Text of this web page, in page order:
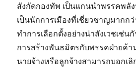
สังกัดกองทัพ เป็นแกนนำพรรคพลั
เป็นนักการเมืองที่เชี่ยวชาญมากก
ทำการเลือกตั้งอย่างน่าสังเวชเช่น
การสร้างพันธมิตรกับพรรคฝ่ายค้
นายจ้างหรือลูกจ้างสามารถบอกเ